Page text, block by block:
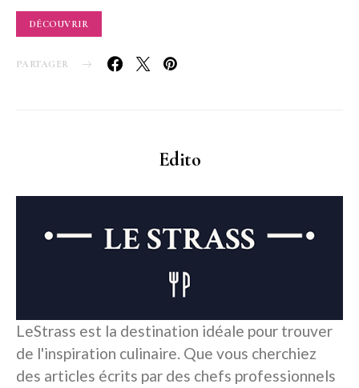
DÉCOUVRIR
PARTAGER
Edito
LeStrass est la destination idéale pour trouver
de l'inspiration culinaire. Que vous cherchiez
des articles écrits par des chefs professionnels